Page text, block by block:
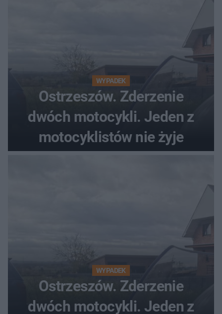
WYPADEK
Ostrzeszów. Zderzenie
dwóch motocykli. Jeden z
motocyklistów nie żyje
WYPADEK
Ostrzeszów. Zderzenie
dwóch motocykli. Jeden z